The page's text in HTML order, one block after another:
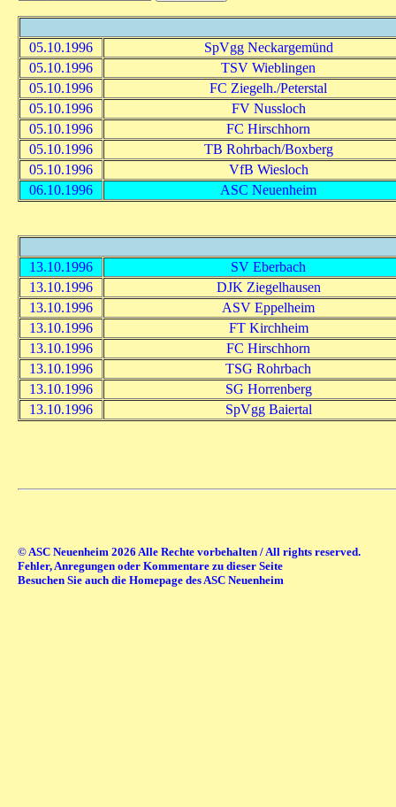
05.10.1996
SpVgg Neckargemünd
05.10.1996
TSV Wieblingen
05.10.1996
FC Ziegelh./Peterstal
05.10.1996
FV Nussloch
05.10.1996
FC Hirschhorn
05.10.1996
TB Rohrbach/Boxberg
05.10.1996
VfB Wiesloch
06.10.1996
ASC Neuenheim
13.10.1996
SV Eberbach
13.10.1996
DJK Ziegelhausen
13.10.1996
ASV Eppelheim
13.10.1996
FT Kirchheim
13.10.1996
FC Hirschhorn
13.10.1996
TSG Rohrbach
13.10.1996
SG Horrenberg
13.10.1996
SpVgg Baiertal
© ASC Neuenheim 2026 Alle Rechte vorbehalten / All rights reserved.
Fehler, Anregungen oder Kommentare zu dieser Seite
Besuchen Sie auch die Homepage des ASC Neuenheim